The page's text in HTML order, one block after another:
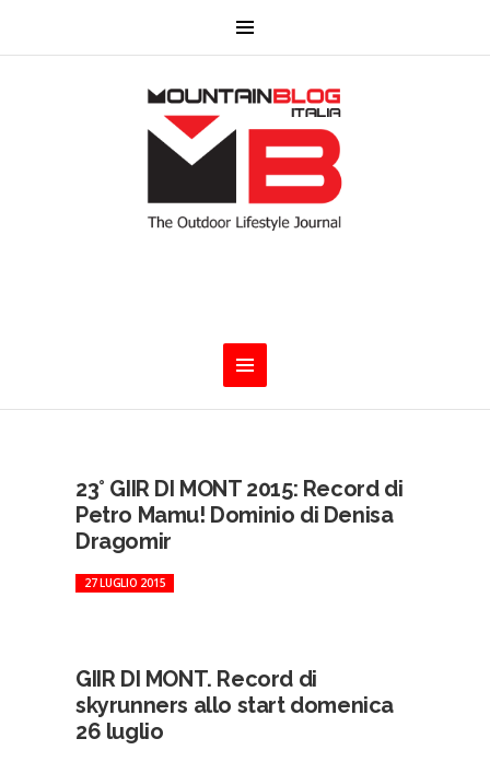
23° GIIR DI MONT 2015: Record di
Petro Mamu! Dominio di Denisa
Dragomir
27 LUGLIO 2015
GIIR DI MONT. Record di
skyrunners allo start domenica
26 luglio